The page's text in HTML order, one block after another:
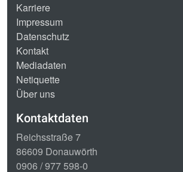
Karriere
Impressum
Datenschutz
Kontakt
Mediadaten
Netiquette
Über uns
Kontaktdaten
Reichsstraße 7
86609 Donauwörth
0906 / 977 598-0